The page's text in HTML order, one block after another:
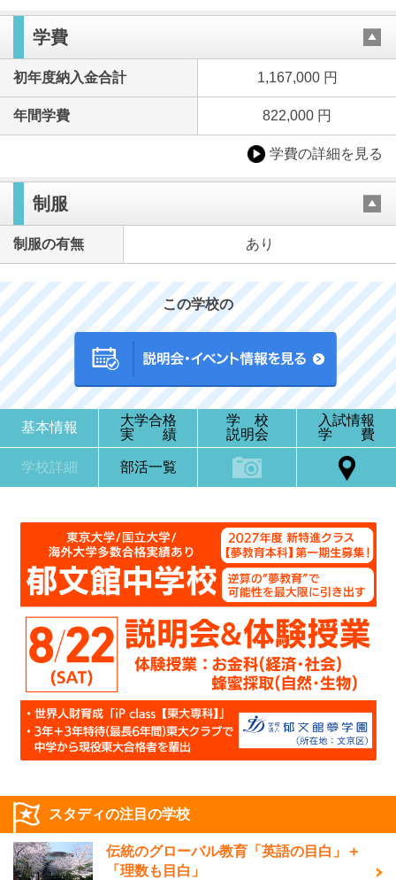
学費
初年度納入金合計 1,167,000 円
年間学費 822,000 円
学費の詳細を見る
制服
制服の有無 あり
この学校の
基本情報
大学合格
実 績
学 校
説明会
入試情報
学 費
学校詳細 部活一覧
スタディの注目の学校
伝統のグローバル教育「英語の目白」＋
「理数も目白」